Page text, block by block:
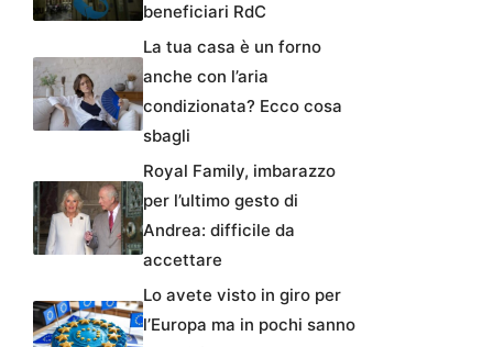
beneficiari RdC
La tua casa è un forno
anche con l’aria
condizionata? Ecco cosa
sbagli
Royal Family, imbarazzo
per l’ultimo gesto di
Andrea: difficile da
accettare
Lo avete visto in giro per
l’Europa ma in pochi sanno